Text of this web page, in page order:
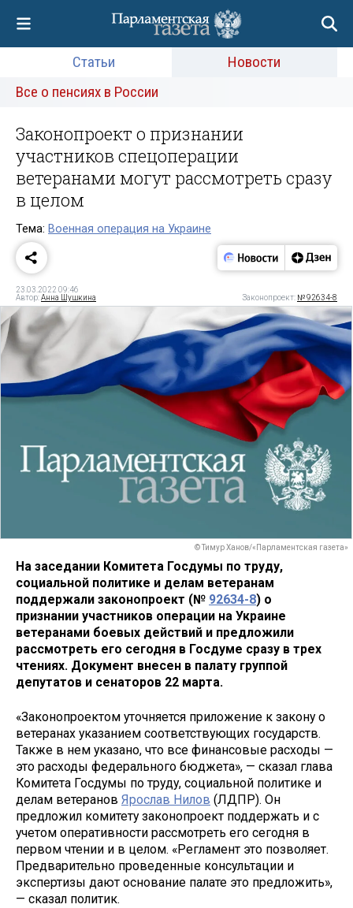
Статьи
Новости
Все о пенсиях в России
Законопроект о признании
участников спецоперации
ветеранами могут рассмотреть сразу
в целом
Тема: Военная операция на Украине
23.03.2022 09:46
Автор:Анна Шушкина Законопроект: № 92634-8
© Тимур Ханов/«Парламентская газета»
На заседании Комитета Госдумы по труду,
социальной политике и делам ветеранам
поддержали законопроект (№ 92634-8) о
признании участников операции на Украине
ветеранами боевых действий и предложили
рассмотреть его сегодня в Госдуме сразу в трех
чтениях. Документ внесен в палату группой
депутатов и сенаторов 22 марта.
«Законопроектом уточняется приложение к закону о
ветеранах указанием соответствующих государств.
Также в нем указано, что все финансовые расходы —
это расходы федерального бюджета», — сказал глава
Комитета Госдумы по труду, социальной политике и
делам ветеранов Ярослав Нилов (ЛДПР). Он
предложил комитету законопроект поддержать и с
учетом оперативности рассмотреть его сегодня в
первом чтении и в целом. «Регламент это позволяет.
Предварительно проведенные консультации и
экспертизы дают основание палате это предложить»,
— сказал политик.